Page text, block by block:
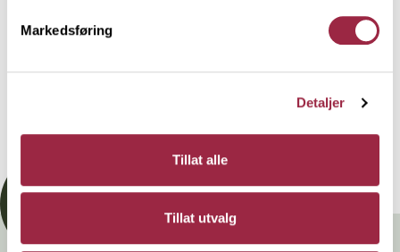
Markedsføring
Detaljer
Tillat alle
Tillat utvalg
Teknisk informasjon
Dokumentasjon